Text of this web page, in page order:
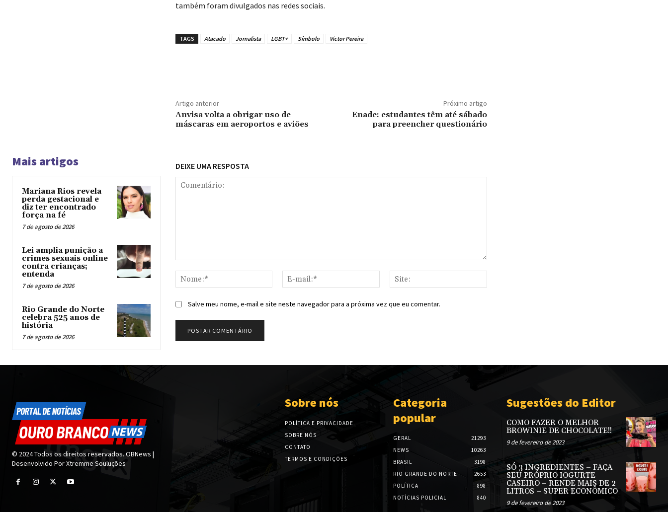
também foram divulgados nas redes sociais.
TAGS Atacado Jornalista LGBT+ Símbolo Victor Pereira
Artigo anterior
Anvisa volta a obrigar uso de
máscaras em aeroportos e aviões
Próximo artigo
Enade: estudantes têm até sábado
para preencher questionário
Mais artigos
Mariana Rios revela
perda gestacional e
diz ter encontrado
força na fé
7 de agosto de 2026
Lei amplia punição a
crimes sexuais online
contra crianças;
entenda
7 de agosto de 2026
Rio Grande do Norte
celebra 525 anos de
história
7 de agosto de 2026
DEIXE UMA RESPOSTA
Nome:*
mail:*
Salve meu nome, e-mail e site neste navegador para a próxima vez que eu comentar.
© 2024 Todos os direitos reservados. OBNews |
Desenvolvido Por Xtremme Souluções
Sobre nós
POLÍTICA E PRIVACIDADE
SOBRE NÓS
CONTATO
TERMOS E CONDIÇÕES
Categoria
popular
GERAL
21293
NEWS
10263
BRASIL
3198
RIO GRANDE DO NORTE
2653
POLÍTICA
898
NOTÍCIAS POLICIAL
840
Sugestões do Editor
COMO FAZER O MELHOR
BROWINIE DE CHOCOLATE!!
9 de fevereiro de 2023
SÓ 3 INGREDIENTES – FAÇA
SEU PRÓPRIO IOGURTE
CASEIRO – RENDE MAIS DE 2
LITROS – SUPER ECONÔMICO
9 de fevereiro de 2023